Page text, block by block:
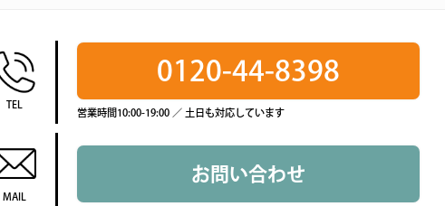
TEL
0120-44-8398
営業時間10:00-19:00 ／ 土日も対応しています
MAIL
お問い合わせ